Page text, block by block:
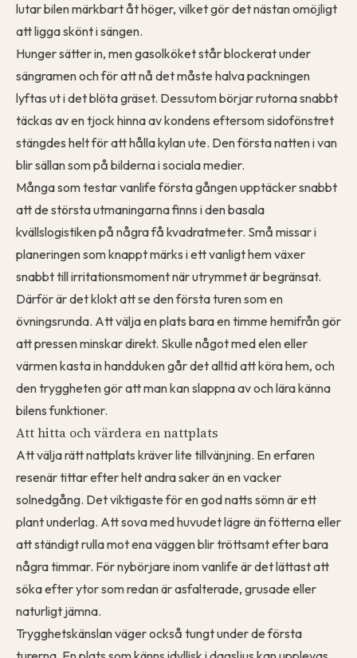
lutar bilen märkbart åt höger, vilket gör det nästan omöjligt
att ligga skönt i sängen.
Hunger sätter in, men gasolköket står blockerat under
sängramen och för att nå det måste halva packningen
lyftas ut i det blöta gräset. Dessutom börjar rutorna snabbt
täckas av en tjock hinna av kondens eftersom sidofönstret
stängdes helt för att hålla kylan ute. Den första natten i van
blir sällan som på bilderna i sociala medier.
Många som testar vanlife första gången upptäcker snabbt
att de största utmaningarna finns i den basala
kvällslogistiken på några få kvadratmeter. Små missar i
planeringen som knappt märks i ett vanligt hem växer
snabbt till irritationsmoment när utrymmet är begränsat.
Därför är det klokt att se den första turen som en
övningsrunda. Att välja en plats bara en timme hemifrån gör
att pressen minskar direkt. Skulle något med elen eller
värmen kasta in handduken går det alltid att köra hem, och
den tryggheten gör att man kan slappna av och lära känna
bilens funktioner.
Att hitta och värdera en nattplats
Att välja rätt nattplats kräver lite tillvänjning. En erfaren
resenär tittar efter helt andra saker än en vacker
solnedgång. Det viktigaste för en god natts sömn är ett
plant underlag. Att sova med huvudet lägre än fötterna eller
att ständigt rulla mot ena väggen blir tröttsamt efter bara
några timmar. För nybörjare inom vanlife är det lättast att
söka efter ytor som redan är asfalterade, grusade eller
naturligt jämna.
Trygghetskänslan väger också tungt under de första